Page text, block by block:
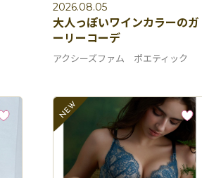
2026.08.05
大人っぽいワインカラーのガ
ーリーコーデ
アクシーズファム ポエティック